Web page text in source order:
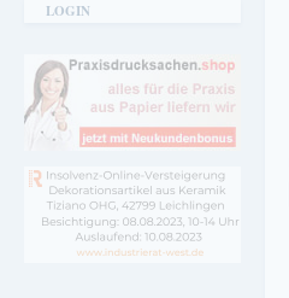
LOGIN